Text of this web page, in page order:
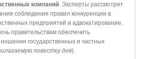
компаний . Эксперты рассмотрят
соблюдения правил конкуренции в
предприятий и адвокатирование,
правительствам обеспечить
государственных и частных
повестку дня).